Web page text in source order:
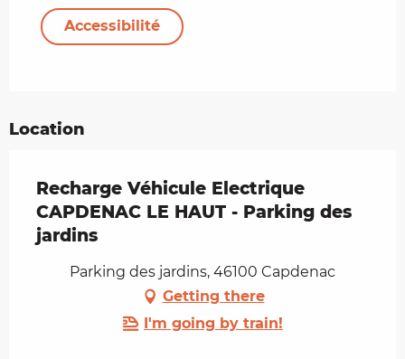
Accessibilité
Location
Recharge Véhicule Electrique
CAPDENAC LE HAUT - Parking des
jardins
Parking des jardins, 46100 Capdenac
Getting there
I'm going by train!